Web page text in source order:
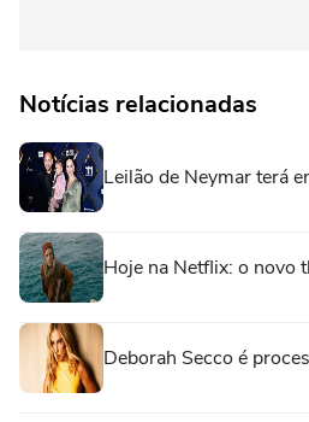
Notícias relacionadas
Leilão de Neymar terá
Hoje na Netflix: o novo
Deborah Secco é